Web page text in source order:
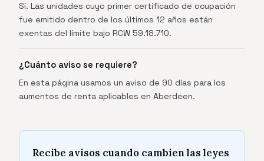
Sí. Las unidades cuyo primer certificado de ocupación
fue emitido dentro de los últimos 12 años están
exentas del límite bajo RCW 59.18.710.
¿Cuánto aviso se requiere?
En esta página usamos un aviso de 90 días para los
aumentos de renta aplicables en Aberdeen.
Recibe avisos cuando cambien las leyes